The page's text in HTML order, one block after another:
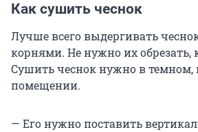
Как сушить чеснок
Лучше всего выдергивать
корнями. Не нужно их обрезать,
Сушить чеснок нужно в темном,
помещении.
— Его нужно поставить